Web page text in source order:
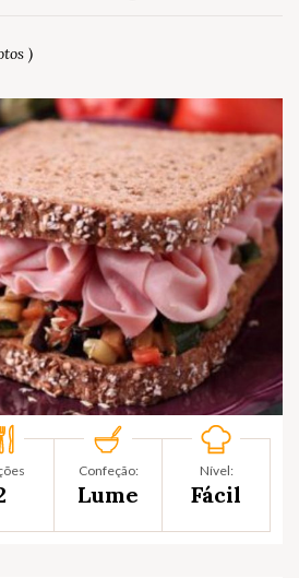
)
Confeção:
Lume
Nível:
Fácil